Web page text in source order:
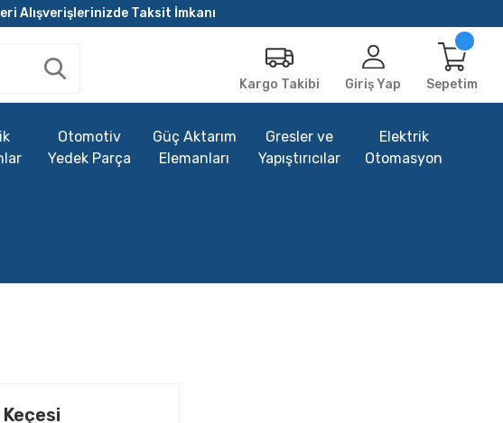
Alışverişlerinizde Taksit İmkanı
Kargo Takibi Giriş Yap Sepetim
Otomotiv
Yedek Parça
Güç Aktarım
Elemanları
Gresler ve
Yapıştırıcılar
Elektrik
Otomasyon